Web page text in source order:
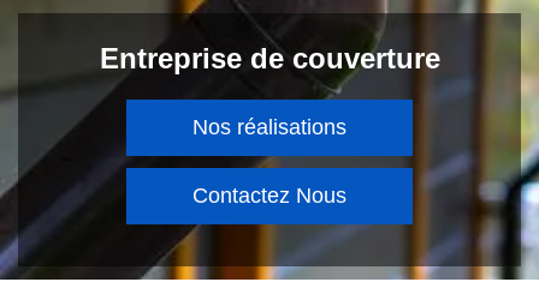
Entreprise de couverture
Nos réalisations
Contactez Nous